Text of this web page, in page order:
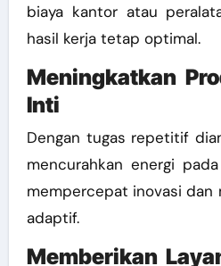
biaya kantor atau
hasil kerja tetap optimal.
Meningkatkan
Inti
Dengan tugas repetitif
mencurahkan energi
mempercepat inovasi
adaptif.
Memberikan